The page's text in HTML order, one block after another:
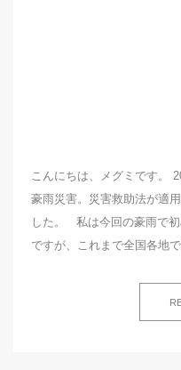
こんにちは、メグミです。
豪雨災害。災害救助法が適
した。 私は今回の豪雨で
ですが、これまで全国各地